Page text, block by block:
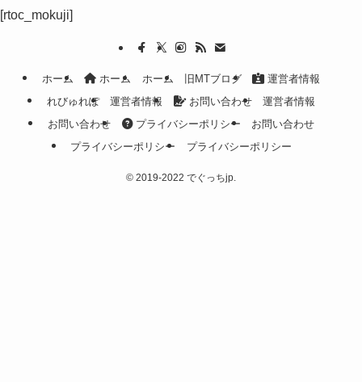
[rtoc_mokuji]
ホーム ホーム ホーム 旧MTブログ
運営者情報
れびゅれぽ
運営者情報 お問い合わせ
運営者情報
お問い合わせ
プライバシーポリシー
お問い合わせ
プライバシーポリシー
プライバシーポリシー
© 2019-2022 でぐっちjp.